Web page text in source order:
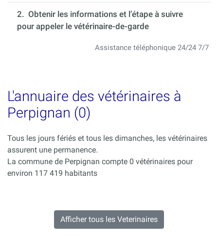
2. Obtenir les informations et l’étape à suivre
pour appeler le vétérinaire-de-garde
Assistance téléphonique 24/24 7/7
L'annuaire des vétérinaires à
Perpignan (0)
Tous les jours fériés et tous les dimanches, les vétérinaires
assurent une permanence.
La commune de Perpignan compte 0 vétérinaires pour
environ 117 419 habitants
Afficher tous les Veterinaires